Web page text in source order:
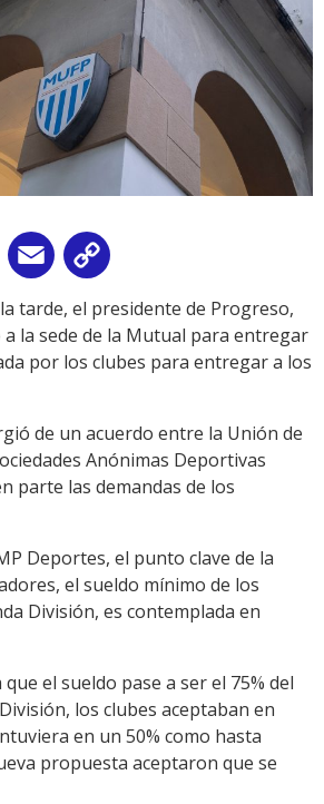
WhatsApp
Email
Link
tarde, el presidente de Progreso,
la sede de la Mutual para entregar
por los clubes para entregar a los
de un acuerdo entre la Unión de
Anónimas Deportivas
parte las demandas de los
Deportes, el punto clave de la
el sueldo mínimo de los
División, es contemplada en
el sueldo pase a ser el 75% del
los clubes aceptaban en
en un 50% como hasta
propuesta aceptaron que se